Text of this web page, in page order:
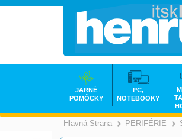
Hlavná Strana PERIFÉRIE
JARNÉ
POMÔCKY
PC,
NOTEBOOKY